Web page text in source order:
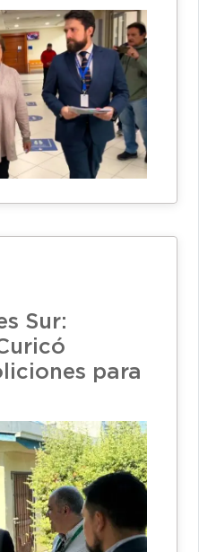
Sur:
para